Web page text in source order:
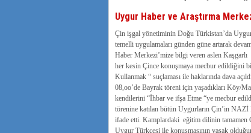
Uygur Haber ve Araştırma
Çin işgal yönetiminin Doğu Türkistan’da Uygur
temelli uygulamaları günden güne artarak
Haber Merkezi’mize bilgi veren aslen Kaşgarlı
her kesin Çince konuşmaya mecbur edildiğini
Kullanmak “ suçlaması ile haklarında dava
08,oo’de Bayrak töreni için yaşadıkları Köy/
kendilerini “İhbar ve ifşa Etme “ye mecbur
törenine katılan bütün Uygurların Çin’in
ifade etti. Kamplardaki eğitim dilinin tamamen
Uygur Türkçesi ile konuşmasının yasak